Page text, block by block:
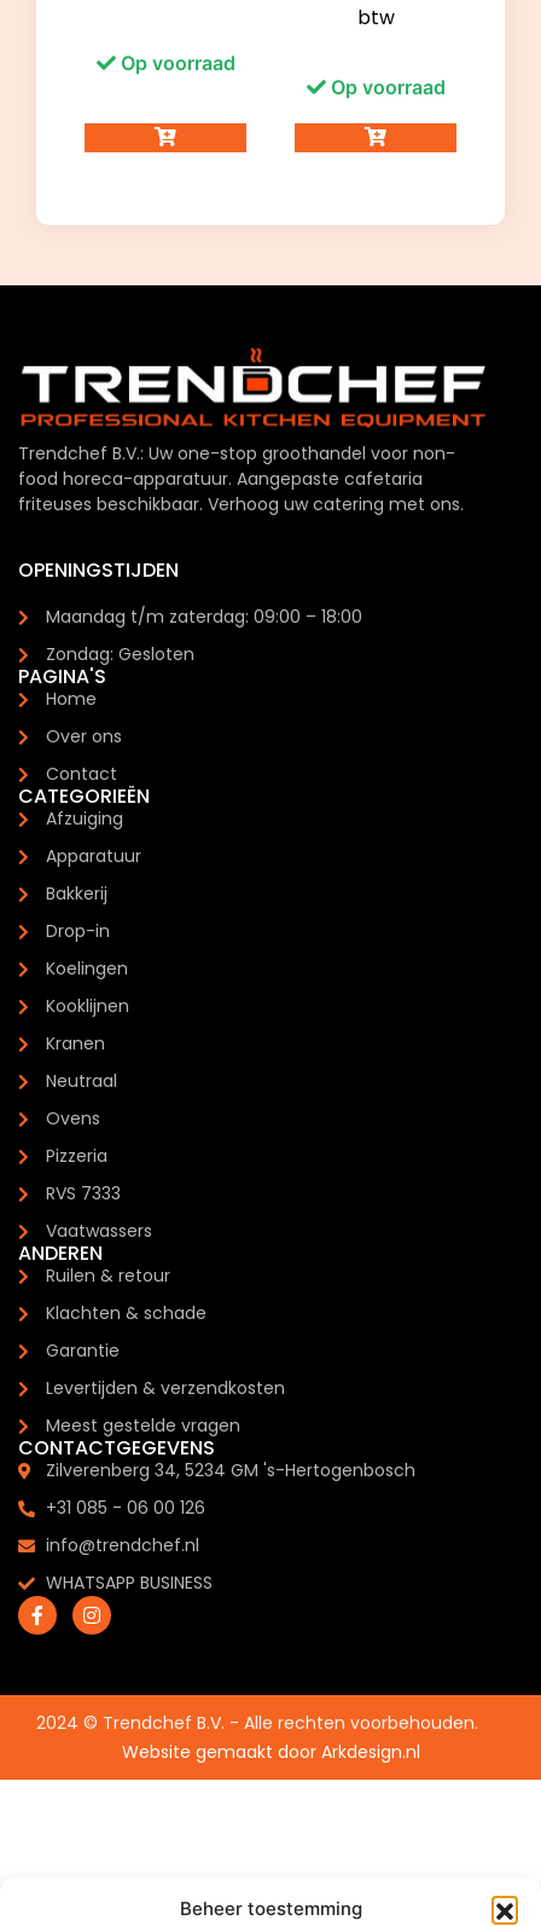
Beheer toestemming
Op voorraad
btw
Op voorraad
Trendchef B.V.: Uw one-stop groothandel voor non-
food horeca-apparatuur. Aangepaste cafetaria
friteuses beschikbaar. Verhoog uw catering met ons.
OPENINGSTIJDEN
Maandag t/m zaterdag: 09:00 – 18:00
Zondag: Gesloten
PAGINA'S
Home
Over ons
Contact
CATEGORIEËN
Afzuiging
Apparatuur
Bakkerij
Drop-in
Koelingen
Kooklijnen
Kranen
Neutraal
Ovens
Pizzeria
RVS 7333
Vaatwassers
ANDEREN
Ruilen & retour
Klachten & schade
Garantie
Levertijden & verzendkosten
Meest gestelde vragen
CONTACTGEGEVENS
Zilverenberg 34, 5234 GM 's-Hertogenbosch
+31 085 - 06 00 126
info@trendchef.nl
WHATSAPP BUSINESS
2024 © Trendchef B.V. - Alle rechten voorbehouden.
Website gemaakt door Arkdesign.nl